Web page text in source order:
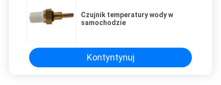
Czujnik temperatury wody w
samochodzie
Kontyntynuj